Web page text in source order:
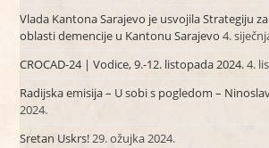
Vlada Kantona Sarajevo je usvojila Strategiju
oblasti demencije u Kantonu Sarajevo 4.
CROCAD-24 | Vodice, 9.-12. listopada 2024.4.
Radijska emisija – U sobi s pogledom –
2024.
Sretan Uskrs!29. ožujka 2024.